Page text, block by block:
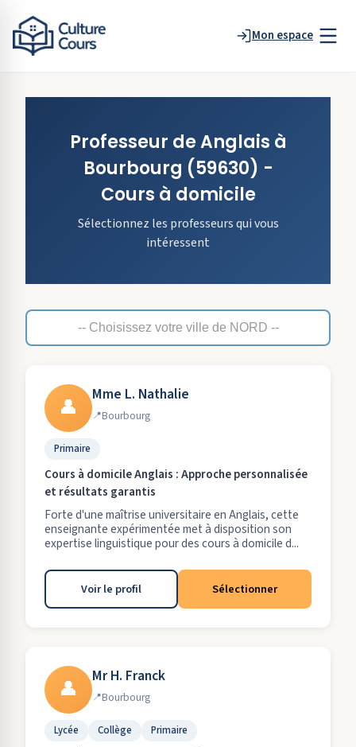
Mon espace
Professeur deAnglais à
Bourbourg (59630) -
Cours à domicile
Sélectionnez les professeurs qui vous
intéressent
👤 Mme L. Nathalie
Bourbourg
Primaire
Cours à domicile Anglais : Approche personnalisée
et résultats garantis
Forte d'une maîtrise universitaire en Anglais, cette
enseignante expérimentée met à disposition son
expertise linguistique pour des cours à domicile d...
Voir le profil Sélectionner
👤 Mr H. Franck
Bourbourg
Lycée Collège Primaire